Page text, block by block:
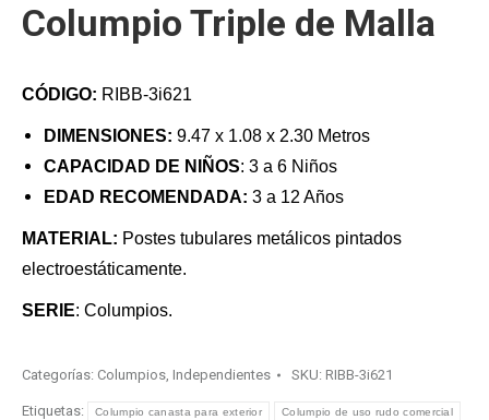
Columpio Triple de Malla
CÓDIGO: RIBB-3i621
DIMENSIONES: 9.47 x 1.08 x 2.30 Metros
CAPACIDAD DE NIÑOS: 3 a 6 Niños
EDAD RECOMENDADA: 3 a 12 Años
MATERIAL: Postes tubulares metálicos pintados
electroestáticamente.
SERIE: Columpios.
Categorías: Columpios, Independientes SKU: RIBB-3i621
Etiquetas: Columpio canasta para exterior Columpio de uso rudo comercial